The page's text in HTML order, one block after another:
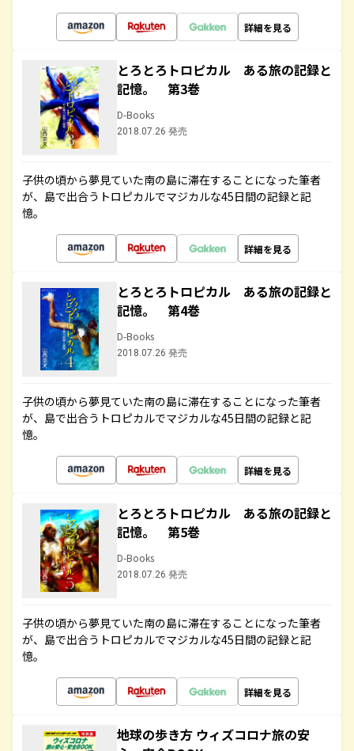
詳細を見る
とろとろトロピカル ある旅の記録と
記憶。 第3巻
D-Books
2018.07.26 発売
子供の頃から夢見ていた南の島に滞在することになった筆者
が、島で出合うトロピカルでマジカルな45日間の記録と記
憶。
詳細を見る
とろとろトロピカル ある旅の記録と
記憶。 第4巻
D-Books
2018.07.26 発売
子供の頃から夢見ていた南の島に滞在することになった筆者
が、島で出合うトロピカルでマジカルな45日間の記録と記
憶。
詳細を見る
とろとろトロピカル ある旅の記録と
記憶。 第5巻
D-Books
2018.07.26 発売
子供の頃から夢見ていた南の島に滞在することになった筆者
が、島で出合うトロピカルでマジカルな45日間の記録と記
憶。
詳細を見る
地球の歩き方 ウィズコロナ旅の安